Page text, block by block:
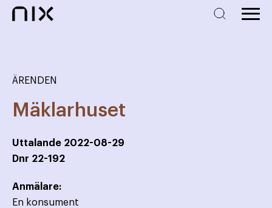
ÄRENDEN
Mäklarhuset
Uttalande 2022-08-29
Dnr 22-192
Anmälare:
En konsument